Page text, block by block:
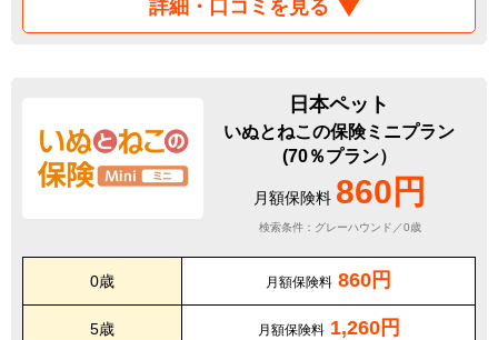
詳細・口コミを見る
日本ペット
いぬとねこの保険ミニプラン
(70％プラン）
月額保険料 860円
検索条件：グレーハウンド／0歳
0歳 月額保険料 860円
5歳 月額保険料 1,260円